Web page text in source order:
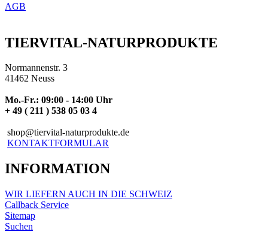
AGB
TIERVITAL-NATURPRODUKTE
Normannenstr. 3
41462 Neuss
Mo.-Fr.: 09:00 - 14:00 Uhr
+ 49 ( 211 ) 538 05 03 4
shop@tiervital-naturprodukte.de
KONTAKTFORMULAR
INFORMATION
WIR LIEFERN AUCH IN DIE SCHWEIZ
Callback Service
Sitemap
Suchen